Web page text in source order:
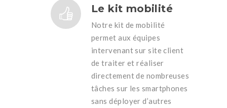
Le kit mobilité
Notre kit de mobilité
permet aux équipes
intervenant sur site client
de traiter et réaliser
directement de nombreuses
tâches sur les smartphones
sans déployer d’autres